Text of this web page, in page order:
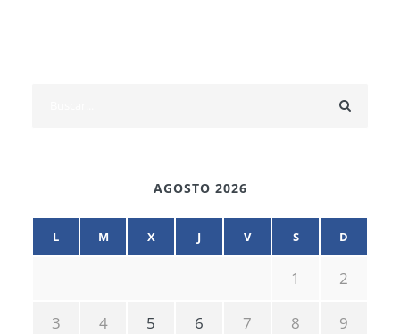
AGOSTO 2026
L M X J V S D
1 2
3 4 5 6 7 8 9